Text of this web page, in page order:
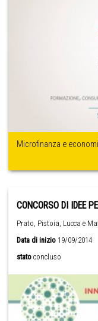
Microfinanza e
CONCORSO DI IDEE
Prato, Pistoia, Lucca e
Data di inizio 19/09/2014
stato concluso